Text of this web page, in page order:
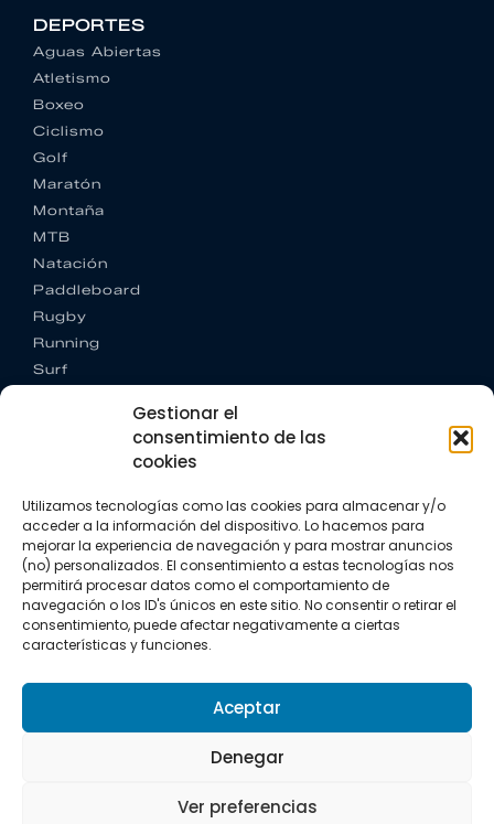
Gestionar el
consentimiento de las
cookies
Utilizamos tecnologías como las cookies para almacenar y/o
acceder a la información del dispositivo. Lo hacemos para
mejorar la experiencia de navegación y para mostrar anuncios
(no) personalizados. El consentimiento a estas tecnologías nos
permitirá procesar datos como el comportamiento de
navegación o los ID's únicos en este sitio. No consentir o retirar el
consentimiento, puede afectar negativamente a ciertas
características y funciones.
Aceptar
Denegar
Ver preferencias
DEPORTES
Aguas Abiertas
Atletismo
Boxeo
Ciclismo
Golf
Maratón
Montaña
MTB
Natación
Paddleboard
Rugby
Running
Surf
CONTACTO
+34 662 342 177
info@vkssport.com
SÍGUENOS
Política de privacidad
Política de cookies
Todos los derechos resevados.